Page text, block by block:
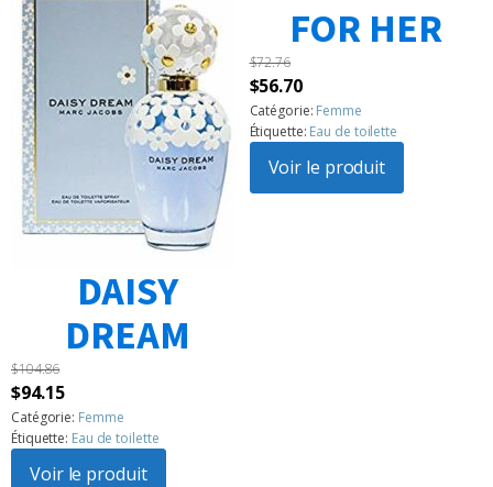
DAISY
DREAM
$104.86
Le
prix
initial
était :
$94.15Le
prix
actuel
est :
Catégorie: Femme
Étiquette: Eau de toilette
Voir le produit
FOR HER
$72.76
Le
prix
initial
était :
$72.76.
$56.70Le
prix
actuel
est :
$56.70.
Catégorie: Femme
Étiquette: Eau de toilette
Voir le produit